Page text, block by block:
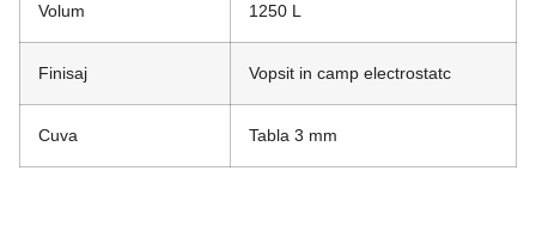
Volum 1250 L
Finisaj Vopsit in camp electrostatc
Cuva Tabla 3 mm